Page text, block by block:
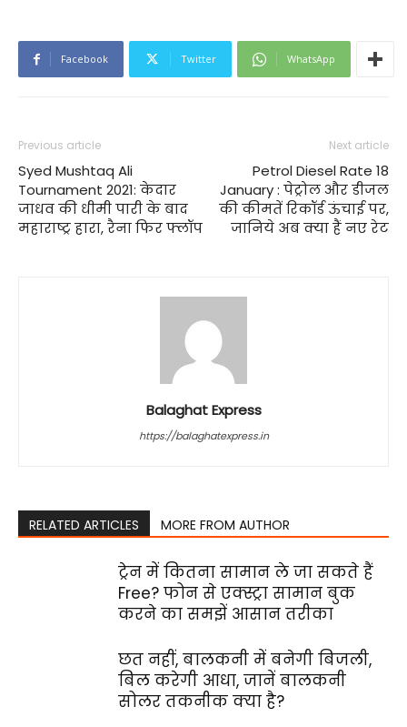
Facebook Twitter WhatsApp
Previous article
Syed Mushtaq Ali
Tournament 2021: केदार
जाधव की धीमी पारी के बाद
महाराष्ट्र हारा, रैना फिर फ्लॉप
Next article
Petrol Diesel Rate 18
January : पेट्रोल और डीजल
की कीमतें रिकॉर्ड ऊंचाई पर,
जानिये अब क्‍या हैं नए रेट
Balaghat Express
https://balaghatexpress.in
RELATED ARTICLES MORE FROM AUTHOR
ट्रेन में कितना सामान ले जा सकते हैं
Free? फोन से एक्स्ट्रा सामान बुक
करने का समझें आसान तरीका
छत नहीं, बालकनी में बनेगी बिजली,
बिल करेगी आधा, जानें बालकनी
सोलर तकनीक क्या है?